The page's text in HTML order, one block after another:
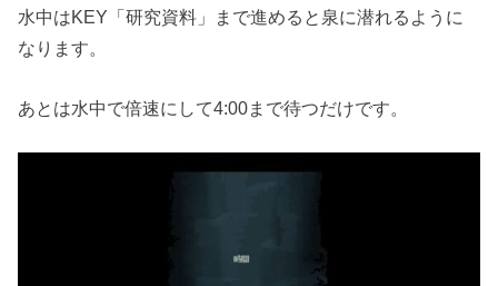
水中はKEY「研究資料」まで進めると泉に潜れるように
なります。
あとは水中で倍速にして4:00まで待つだけです。